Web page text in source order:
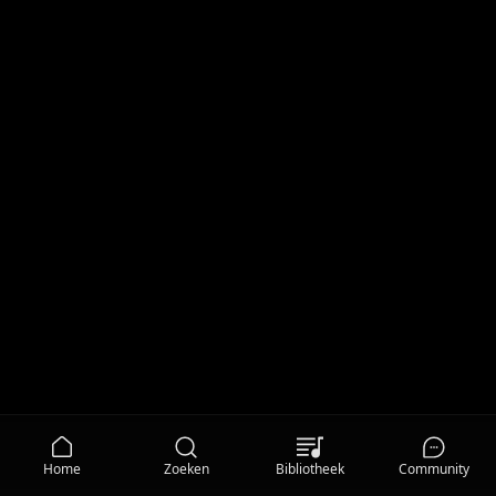
Home Zoeken Bibliotheek Community